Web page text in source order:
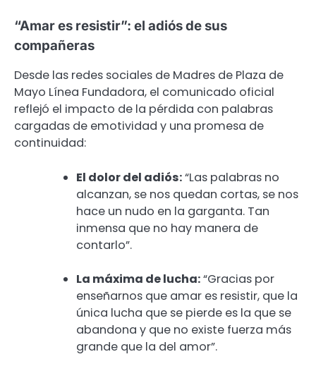
“Amar es resistir”: el adiós de sus
compañeras
Desde las redes sociales de Madres de Plaza de
Mayo Línea Fundadora, el comunicado oficial
reflejó el impacto de la pérdida con palabras
cargadas de emotividad y una promesa de
continuidad:
El dolor del adiós:“Las palabras no
alcanzan, se nos quedan cortas, se nos
hace un nudo en la garganta. Tan
inmensa que no hay manera de
contarlo”.
La máxima de lucha:“Gracias por
enseñarnos que amar es resistir, que la
única lucha que se pierde es la que se
abandona y que no existe fuerza más
grande que la del amor”.